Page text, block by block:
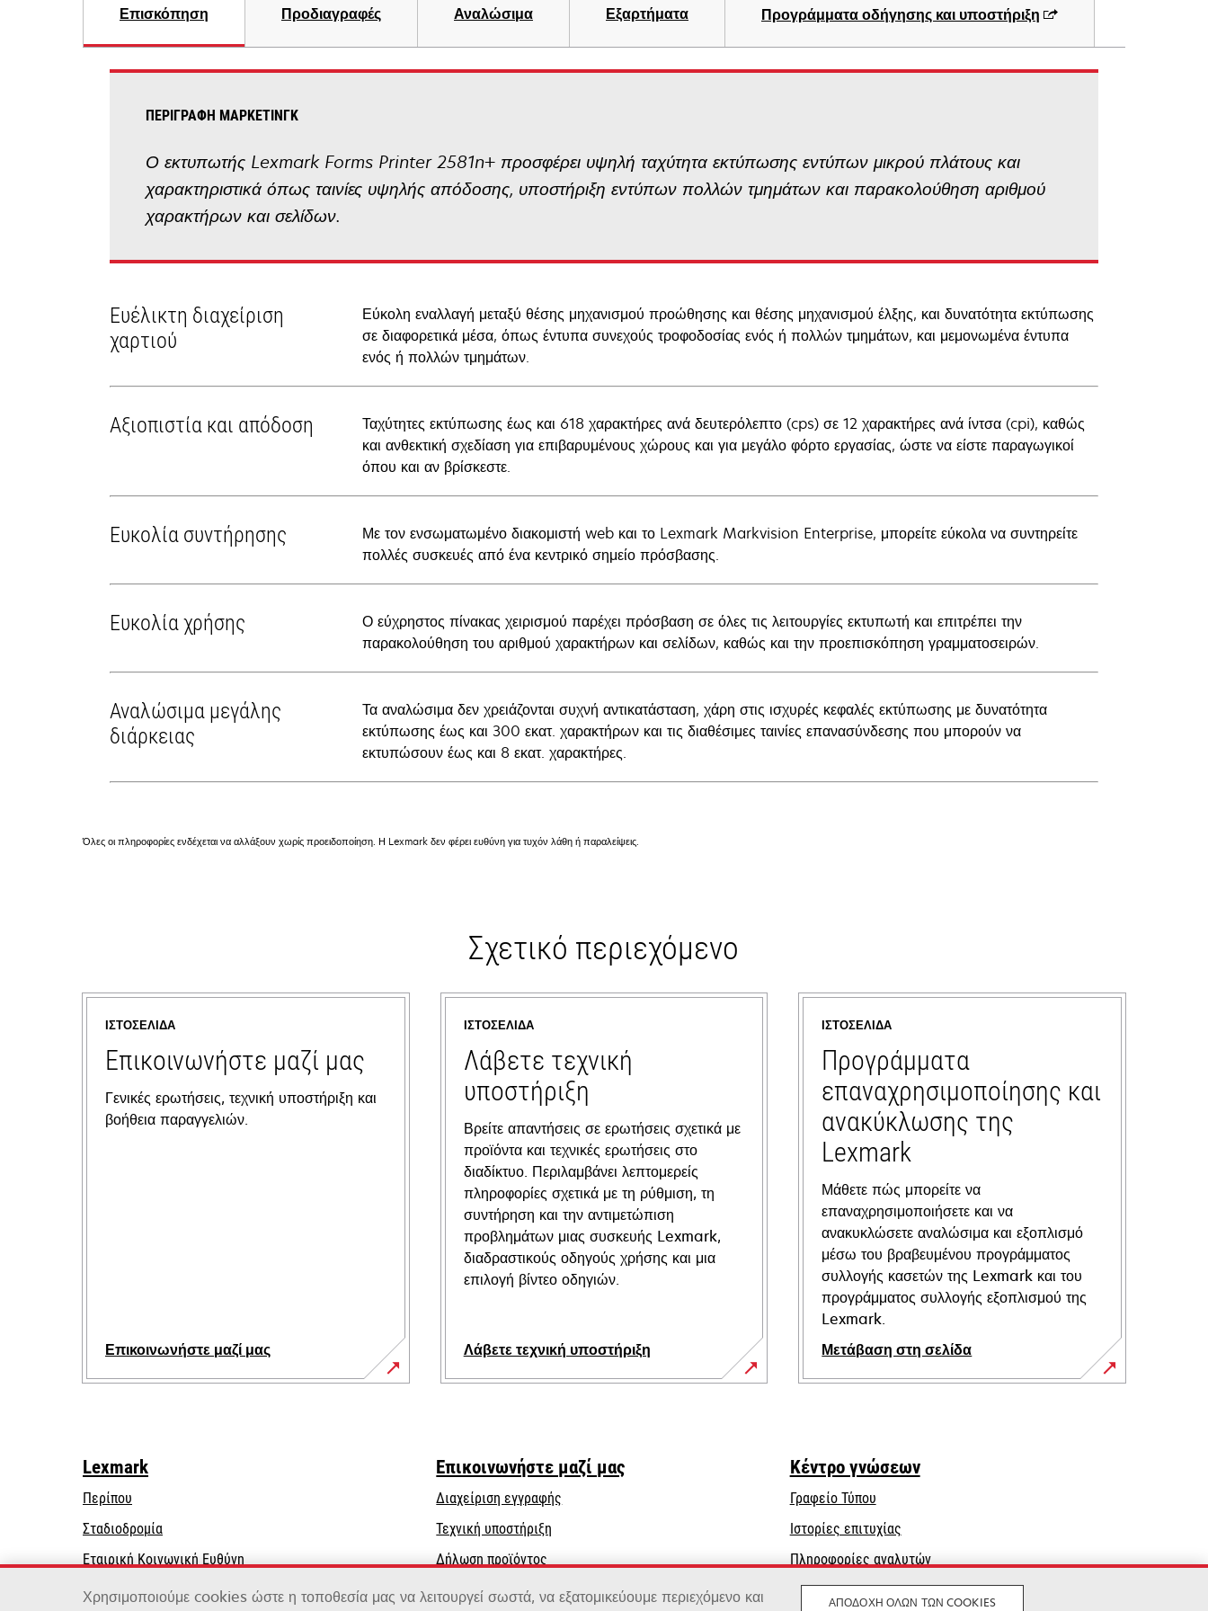
Επισκόπηση Προδιαγραφές Αναλώσιμα Εξαρτήματα Προγράμματα οδήγησης και υποστήριξη
ΠΕΡΙΓΡΑΦΉ ΜΆΡΚΕΤΙΝΓΚ
Ο εκτυπωτής Lexmark Forms Printer 2581n+ προσφέρει υψηλή ταχύτητα εκτύπωσης εντύπων μικρού πλάτους και
χαρακτηριστικά όπως ταινίες υψηλής απόδοσης, υποστήριξη εντύπων πολλών τμημάτων και παρακολούθηση αριθμού
χαρακτήρων και σελίδων.
Ευέλικτη διαχείριση
χαρτιού
Εύκολη εναλλαγή μεταξύ θέσης μηχανισμού προώθησης και θέσης μηχανισμού έλξης, και δυνατότητα εκτύπωσης
σε διαφορετικά μέσα, όπως έντυπα συνεχούς τροφοδοσίας ενός ή πολλών τμημάτων, και μεμονωμένα έντυπα
ενός ή πολλών τμημάτων.
Αξιοπιστία και απόδοση
Ταχύτητες εκτύπωσης έως και 618 χαρακτήρες ανά δευτερόλεπτο (cps) σε 12 χαρακτήρες ανά ίντσα (cpi), καθώς
και ανθεκτική σχεδίαση για επιβαρυμένους χώρους και για μεγάλο φόρτο εργασίας, ώστε να είστε παραγωγικοί
όπου και αν βρίσκεστε.
Ευκολία συντήρησης
Με τον ενσωματωμένο διακομιστή web και το Lexmark Markvision Enterprise, μπορείτε εύκολα να συντηρείτε
πολλές συσκευές από ένα κεντρικό σημείο πρόσβασης.
Ευκολία χρήσης
Ο εύχρηστος πίνακας χειρισμού παρέχει πρόσβαση σε όλες τις λειτουργίες εκτυπωτή και επιτρέπει την
παρακολούθηση του αριθμού χαρακτήρων και σελίδων, καθώς και την προεπισκόπηση γραμματοσειρών.
Αναλώσιμα μεγάλης
διάρκειας
Τα αναλώσιμα δεν χρειάζονται συχνή αντικατάσταση, χάρη στις ισχυρές κεφαλές εκτύπωσης με δυνατότητα
εκτύπωσης έως και 300 εκατ. χαρακτήρων και τις διαθέσιμες ταινίες επανασύνδεσης που μπορούν να
εκτυπώσουν έως και 8 εκατ. χαρακτήρες.
Όλες οι πληροφορίες ενδέχεται να αλλάξουν χωρίς προειδοποίηση. Η Lexmark δεν φέρει ευθύνη για τυχόν λάθη ή παραλείψεις.
Σχετικό περιεχόμενο
ΙΣΤΟΣΕΛΊΔΑ
Επικοινωνήστε μαζί μας
Γενικές ερωτήσεις, τεχνική υποστήριξη και
βοήθεια παραγγελιών.
Επικοινωνήστε μαζί μας
ΙΣΤΟΣΕΛΊΔΑ
Λάβετε τεχνική
υποστήριξη
Βρείτε απαντήσεις σε ερωτήσεις σχετικά με
προϊόντα και τεχνικές ερωτήσεις στο
διαδίκτυο. Περιλαμβάνει λεπτομερείς
πληροφορίες σχετικά με τη ρύθμιση, τη
συντήρηση και την αντιμετώπιση
προβλημάτων μιας συσκευής Lexmark,
διαδραστικούς οδηγούς χρήσης και μια
επιλογή βίντεο οδηγιών.
Λάβετε τεχνική υποστήριξη
opens
tab
ΙΣΤΟΣΕΛΊΔΑ
Προγράμματα
επαναχρησιμοποίησης και
ανακύκλωσης της
Lexmark
Μάθετε πώς μπορείτε να
επαναχρησιμοποιήσετε και να
ανακυκλώσετε αναλώσιμα και εξοπλισμό
μέσω του βραβευμένου προγράμματος
συλλογής κασετών της Lexmark και του
προγράμματος συλλογής εξοπλισμού της
Lexmark.
Μετάβαση στη σελίδα
Lexmark
Περίπου
Σταδιοδρομία
Εταιρική Κοινωνική Ευθύνη
a
Βιωσιμότητα
Επικοινωνήστε μαζί μας
Διαχείριση εγγραφής
Τεχνική υποστήριξη
a
new
Δήλωση προϊόντος
Βρείτε έναν αντιπρόσωπο
Κέντρο γνώσεων
Γραφείο Τύπου
Ιστορίες επιτυχίας
Πληροφορίες αναλυτών
Χρησιμοποιούμε cookies ώστε η τοποθεσία μας να λειτουργεί σωστά, να εξατομικεύουμε περιεχόμενο και
ΑΠΟΔΟΧΉ ΌΛΩΝ ΤΩΝ COOKIES